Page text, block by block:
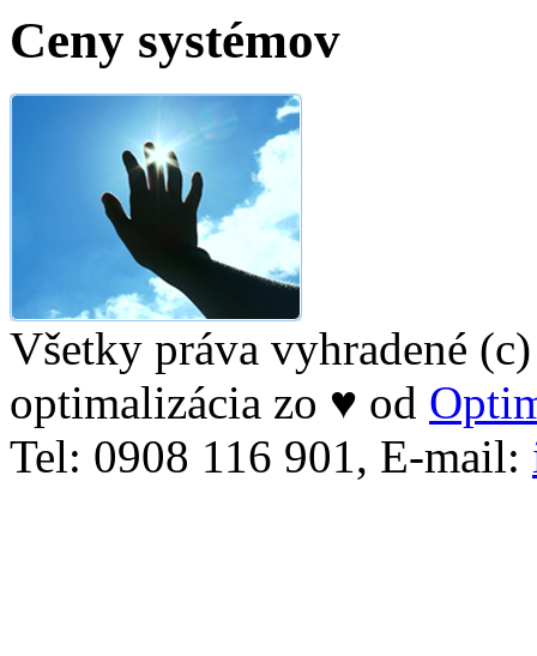
Ceny systémov
Všetky práva vyhradené
optimalizácia zo ♥ od
Tel: 0908 116 901, E-mail: